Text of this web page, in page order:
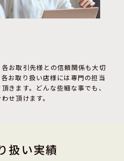
お取引先様との信頼関係も大切
お取り扱い店様には専門の担当
きます。どんな些細な事でも、
せ頂けます。
扱い実績